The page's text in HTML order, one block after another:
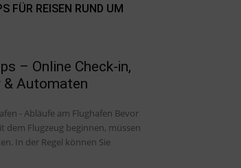
FÜR REISEN RUND UM
– Online Check-in,
& Automaten
- Abläufe am Flughafen Bevor
dem Flugzeug beginnen, müssen
In der Regel können Sie